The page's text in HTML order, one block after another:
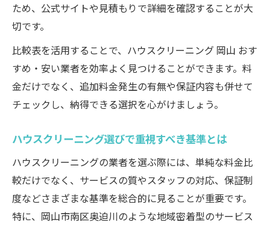
ランキング上位に選ばれる理由を解説
利用者満足度の高いサービスの共通点
ランキングを活用した賢い業者選び
掃除業者選びに失敗しないポイントまとめ
掃除業者選びで比較すべき主要項目一覧
失敗しない業者選びのチェックリスト
見積もり時に確認したい重要ポイント
業者の信頼性を見極めるコツ
エアコンクリーニング利用時に見るべき点とは
ため、公式サイトや見積もりで詳細を確認することが大
切です。
比較表を活用することで、ハウスクリーニング 岡山 おす
すめ・安い業者を効率よく見つけることができます。料
金だけでなく、追加料金発生の有無や保証内容も併せて
チェックし、納得できる選択を心がけましょう。
ハウスクリーニング選びで重視すべき基準とは
ハウスクリーニングの業者を選ぶ際には、単純な料金比
較だけでなく、サービスの質やスタッフの対応、保証制
度などさまざまな基準を総合的に見ることが重要です。
特に、岡山市南区奥迫川のような地域密着型のサービス